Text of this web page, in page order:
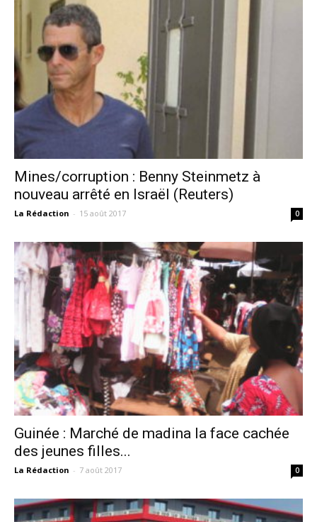
Mines/corruption : Benny Steinmetz à
nouveau arrêté en Israël (Reuters)
La Rédaction - 15 août 2017 0
Guinée : Marché de madina la face cachée
des jeunes filles...
La Rédaction - 7 août 2017 0